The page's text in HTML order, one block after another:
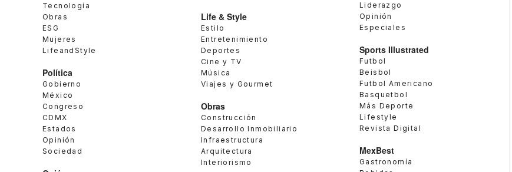
Tecnología
Obras
ESG
Mujeres
LifeandStyle
Política
Gobierno
México
Congreso
CDMX
Estados
Opinión
Sociedad
Life & Style
Estilo
Entretenimiento
Deportes
Cine y TV
Música
Viajes y Gourmet
Obras
Construcción
Desarrollo Inmobiliario
Infraestructura
Arquitectura
Interiorismo
Liderazgo
Opinión
Especiales
Sports Illustrated
Futbol
Beisbol
Futbol Americano
Basquetbol
Más Deporte
Lifestyle
Revista Digital
MexBest
Gastronomía